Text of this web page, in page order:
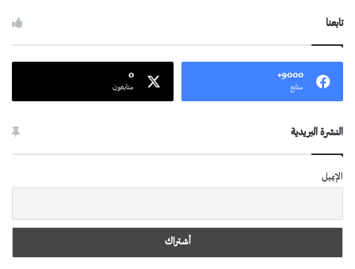
تابعنا
9000+
متابع
0
متابعون
النشرة البريدية
الإيميل